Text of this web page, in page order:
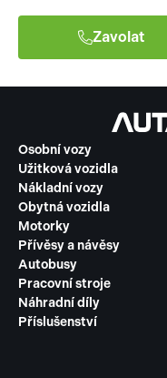
Zavolat
Osobní vozy
Užitková vozidla
Nákladní vozy
Obytná vozidla
Motorky
Přívěsy a návěsy
Autobusy
Pracovní stroje
Náhradní díly
Příslušenství